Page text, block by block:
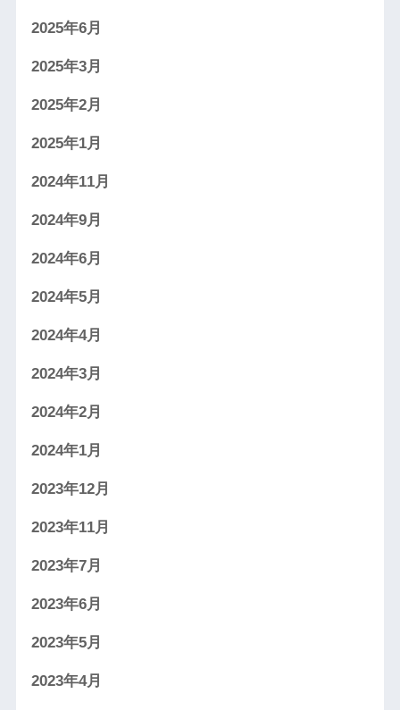
2025年6月
2025年3月
2025年2月
2025年1月
2024年11月
2024年9月
2024年6月
2024年5月
2024年4月
2024年3月
2024年2月
2024年1月
2023年12月
2023年11月
2023年7月
2023年6月
2023年5月
2023年4月